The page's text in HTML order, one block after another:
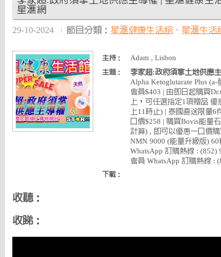
星滙網
29-10-2024 節目分類： 星滙健康生活館、 星滙生活
主持： Adam , Lisbon
主題：
李家超:政府須掌土地供應
Alpha Ketoglutarate Plus
會員$403 | 由即日起購買
上，可任選指定1項贈品
上11時止) | 泰國直送限量
口價$258 | 購買Bovis能量
計算) , 即可以優惠一口價
NMN 9000 (能量升級版)
WhatsApp 訂購熱線 : (852)
會員 WhatsApp 訂購熱線 :
下載：
收聽：
收睇：